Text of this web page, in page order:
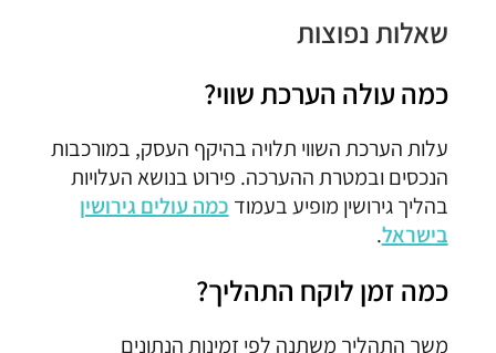
שאלות נפוצות
כמה עולה הערכת שווי?
עלות הערכת השווי תלויה בהיקף העסק, במורכבות
הנכסים ובמטרת ההערכה. פירוט בנושא העלויות
בהליך גירושין מופיע בעמוד כמה עולים גירושין
בישראל.
כמה זמן לוקח התהליך?
משך התהליך משתנה לפי זמינות הנתונים